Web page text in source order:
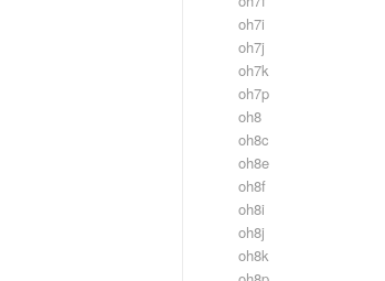
oh7i
oh7j
oh7k
oh7p
oh8
oh8c
oh8e
oh8f
oh8i
oh8j
oh8k